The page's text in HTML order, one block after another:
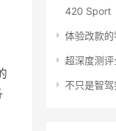
420 Sport
体验改款
超深度测
不只是智